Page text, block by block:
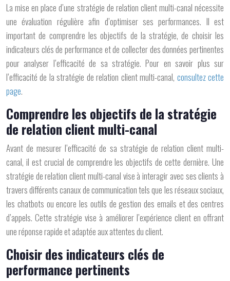
La mise en place d’une stratégie de relation client multi-canal nécessite
une évaluation régulière afin d’optimiser ses performances. Il est
important de comprendre les objectifs de la stratégie, de choisir les
indicateurs clés de performance et de collecter des données pertinentes
pour analyser l’efficacité de sa stratégie. Pour en savoir plus sur
l’efficacité de la stratégie de relation client multi-canal, consultez cette
page.
Comprendre les objectifs de la stratégie
de relation client multi-canal
Avant de mesurer l’efficacité de sa stratégie de relation client multi-
canal, il est crucial de comprendre les objectifs de cette dernière. Une
stratégie de relation client multi-canal vise à interagir avec ses clients à
travers différents canaux de communication tels que les réseaux sociaux,
les chatbots ou encore les outils de gestion des emails et des centres
d’appels. Cette stratégie vise à améliorer l’expérience client en offrant
une réponse rapide et adaptée aux attentes du client.
Choisir des indicateurs clés de
performance pertinents